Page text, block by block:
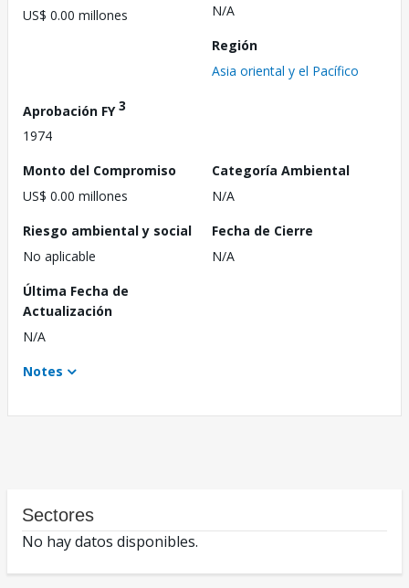
US$ 0.00 millones
N/A
Región
Asia oriental y el Pacífico
Aprobación FY3
1974
Monto del Compromiso
US$ 0.00 millones
Categoría Ambiental
N/A
Riesgo ambiental y social
No aplicable
Fecha de Cierre
N/A
Última Fecha de
Actualización
N/A
Notes
Sectores
No hay datos disponibles.